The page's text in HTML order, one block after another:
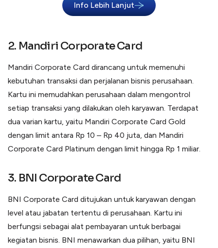
Info Lebih Lanjut
2. Mandiri Corporate Card
Mandiri Corporate Card dirancang untuk memenuhi
kebutuhan transaksi dan perjalanan bisnis perusahaan.
Kartu ini memudahkan perusahaan dalam mengontrol
setiap transaksi yang dilakukan oleh karyawan. Terdapat
dua varian kartu, yaitu Mandiri Corporate Card Gold
dengan limit antara Rp 10 – Rp 40 juta, dan Mandiri
Corporate Card Platinum dengan limit hingga Rp 1 miliar.
3. BNI Corporate Card
BNI Corporate Card ditujukan untuk karyawan dengan
level atau jabatan tertentu di perusahaan. Kartu ini
berfungsi sebagai alat pembayaran untuk berbagai
kegiatan bisnis. BNI menawarkan dua pilihan, yaitu BNI